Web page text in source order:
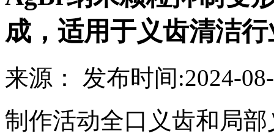
成，适用于义齿清洁行
来源： 发布时间:2024-
制作活动全口义齿和局